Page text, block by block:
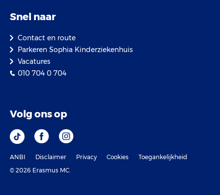
Snel naar
Contact en route
Parkeren Sophia Kinderziekenhuis
Vacatures
010 704 0 704
Volg ons op
ANBI Disclaimer Privacy Cookies
Toegankelijkheid
© 2026 Erasmus MC.